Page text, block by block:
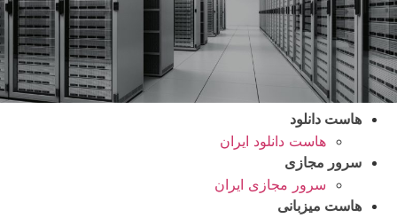
هاست دانلود
هاست دانلود ایران
سرور مجازی
سرور مجازی ایران
هاست میزبانی